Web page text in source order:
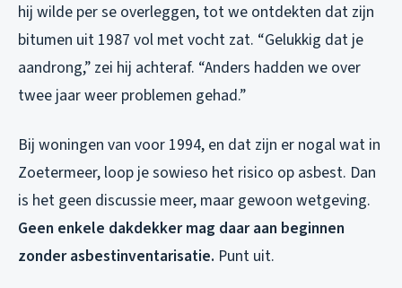
hij wilde per se overleggen, tot we ontdekten dat zijn
bitumen uit 1987 vol met vocht zat. “Gelukkig dat je
aandrong,” zei hij achteraf. “Anders hadden we over
twee jaar weer problemen gehad.”
Bij woningen van voor 1994, en dat zijn er nogal wat in
Zoetermeer, loop je sowieso het risico op asbest. Dan
is het geen discussie meer, maar gewoon wetgeving.
Geen enkele dakdekker mag daar aan beginnen
zonder asbestinventarisatie. Punt uit.